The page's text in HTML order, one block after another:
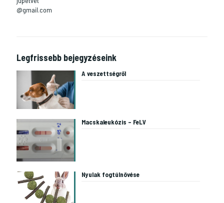
@gmail.com
Legfrissebb bejegyzéseink
A veszettségről
Macskaleukózis – FeLV
Nyulak fogtúlnövése